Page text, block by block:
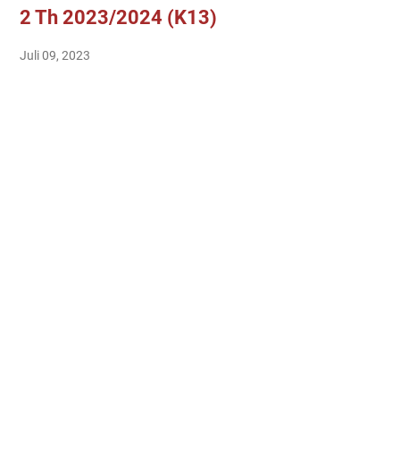
2 Th 2023/2024 (K13)
Juli 09, 2023